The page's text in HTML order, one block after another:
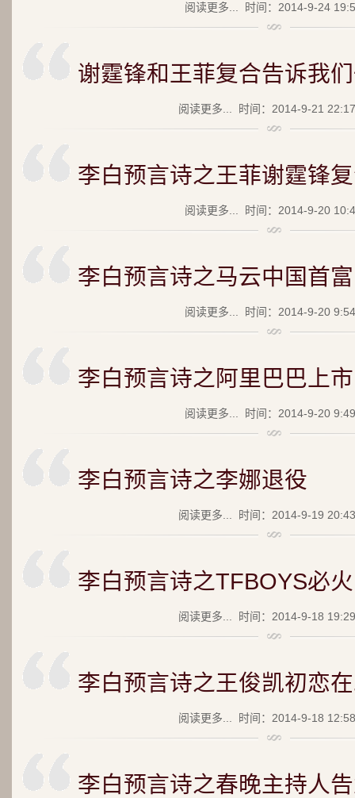
阅读更多... 时间：2014-9-24
谢霆锋和王菲复合告诉我
阅读更多... 时间：2014-9-21
李白预言诗之王菲谢霆锋
阅读更多... 时间：2014-9-20
李白预言诗之马云中国首富
阅读更多... 时间：2014-9-20
李白预言诗之阿里巴巴上市
阅读更多... 时间：2014-9-20
李白预言诗之李娜退役
阅读更多... 时间：2014-9-19
李白预言诗之TFBOYS必火
阅读更多... 时间：2014-9-18
李白预言诗之王俊凯初恋
阅读更多... 时间：2014-9-18
李白预言诗之春晚主持人